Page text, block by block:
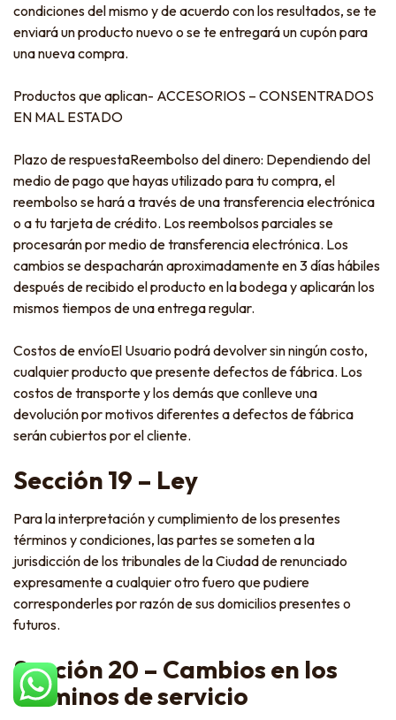
condiciones del mismo y de acuerdo con los resultados, se te
enviará un producto nuevo o se te entregará un cupón para
una nueva compra.
Productos que aplican- ACCESORIOS – CONSENTRADOS
EN MAL ESTADO
Plazo de respuestaReembolso del dinero: Dependiendo del
medio de pago que hayas utilizado para tu compra, el
reembolso se hará a través de una transferencia electrónica
o a tu tarjeta de crédito. Los reembolsos parciales se
procesarán por medio de transferencia electrónica. Los
cambios se despacharán aproximadamente en 3 días hábiles
después de recibido el producto en la bodega y aplicarán los
mismos tiempos de una entrega regular.
Costos de envíoEl Usuario podrá devolver sin ningún costo,
cualquier producto que presente defectos de fábrica. Los
costos de transporte y los demás que conlleve una
devolución por motivos diferentes a defectos de fábrica
serán cubiertos por el cliente.
Sección 19 – Ley
Para la interpretación y cumplimiento de los presentes
términos y condiciones, las partes se someten a la
jurisdicción de los tribunales de la Ciudad de renunciado
expresamente a cualquier otro fuero que pudiere
corresponderles por razón de sus domicilios presentes o
futuros.
Sección 20 – Cambios en los
términos de servicio